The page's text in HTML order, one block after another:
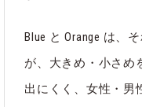
Blue と Orange は、
が、大きめ・小さめ
出にくく、女性・男